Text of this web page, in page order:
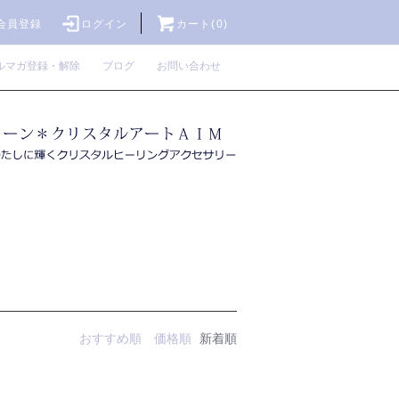
員登録 ログイン カート(0)
マガ登録・解除 ブログ お問い合わせ
おすすめ順 価格順 新着順